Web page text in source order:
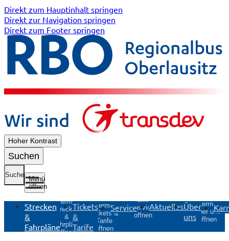
Direkt zum Hauptinhalt springen
Direkt zur Navigation springen
Direkt zum Footer springen
Hoher Kontrast
Suchen
Suche
Menü
öffnen
Strecken
&
Fahrpläne
Untermenü
Strecken
&
Fahrpläne
öffnen
Tickets
&
Tarife
Untermenü
Tickets &
Tarife
öffnen
Service
Untermenü
Service
öffnen
AktuellesÜber
uns
Untermenü
Über uns
öffnen